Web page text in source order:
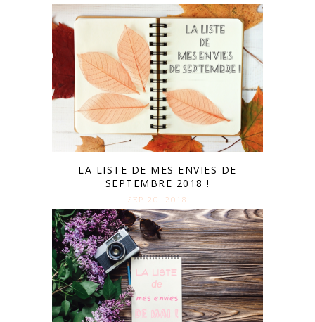
LA LISTE DE MES ENVIES DE
SEPTEMBRE 2018 !
SEP 20. 2018